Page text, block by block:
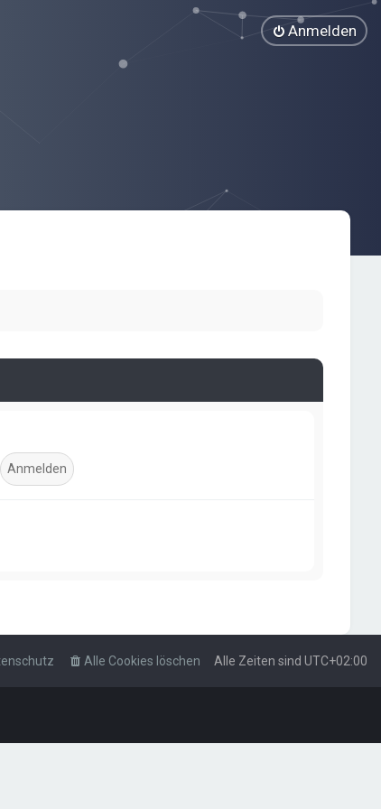
Anmelden
Alle Zeiten sind UTC+02:00
Alle Cookies löschen